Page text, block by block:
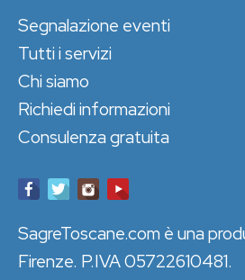
Segnalazione eventi
Tutti i servizi
Chi siamo
Richiedi informazioni
Consulenza gratuita
SagreToscane.com è una
Firenze. P.IVA 05722610481.